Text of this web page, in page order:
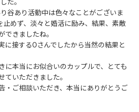
谷あり活動中は色々なことがございま
止めず、淡々と婚活に励み、結果、素敵
できましたね。
に接するOさんでしたから当然の結果と
に本当にお似合いのカップルで、とても
ていただきました。
・ご相談いただき、本当にありがとうご